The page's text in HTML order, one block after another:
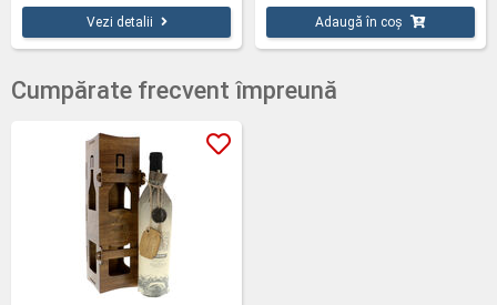
Vezi detalii Adaugă în coș
Cumpărate frecvent împreună